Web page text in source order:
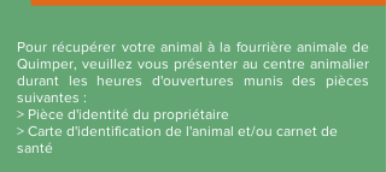
Pour récupérer votre animal à la fourrière animale de
Quimper, veuillez vous présenter au centre animalier
durant les heures d'ouvertures munis des pièces
suivantes :
> Pièce d'identité du propriétaire
> Carte d'identification de l'animal et/ou carnet de
santé